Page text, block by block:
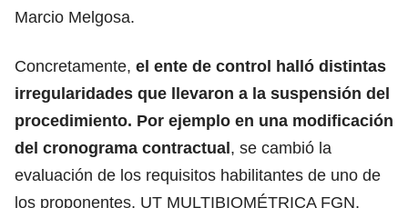
Marcio Melgosa.
Concretamente, el ente de control halló distintas
irregularidades que llevaron a la suspensión del
procedimiento. Por ejemplo en una modificación
del cronograma contractual, se cambió la
evaluación de los requisitos habilitantes de uno de
los proponentes, UT MULTIBIOMÉTRICA FGN,